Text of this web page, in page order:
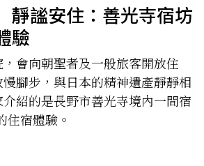
靜謐安住：善光寺宿坊
驗
會向朝聖者及一般旅客開放住
腳步，與日本的精神遺產靜靜相
紹的是長野市善光寺境內一間宿
宿體驗。